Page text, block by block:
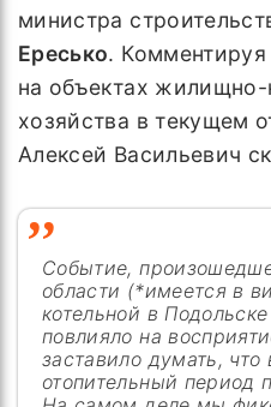
министра
Ересько.
на объектах
хозяйства в текущем
Алексей Васильевич
Событие,
области (*имеется в
котельной в
повлияло на
заставило думать, что
отопительный период